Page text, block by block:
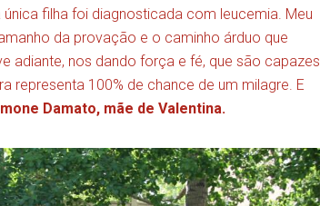
filha foi diagnosticada com leucemia. Meu
da provação e o caminho árduo que
adiante, nos dando força e fé, que são capazes
representa 100% de chance de um milagre. E
Damato, mãe de Valentina.